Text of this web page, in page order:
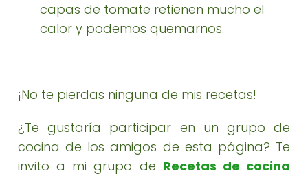
capas de tomate retienen mucho el
calor y podemos quemarnos.
¡No te pierdas ninguna de mis recetas!
¿Te gustaría participar en un grupo de
cocina de los amigos de esta página? Te
invito a mi grupo de Recetas de cocina